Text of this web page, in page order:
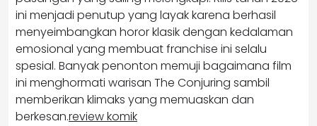
ini menjadi penutup yang layak karena berhasil
menyeimbangkan horor klasik dengan kedalaman
emosional yang membuat franchise ini selalu
spesial. Banyak penonton memuji bagaimana film
ini menghormati warisan The Conjuring sambil
memberikan klimaks yang memuaskan dan
berkesan.review komik